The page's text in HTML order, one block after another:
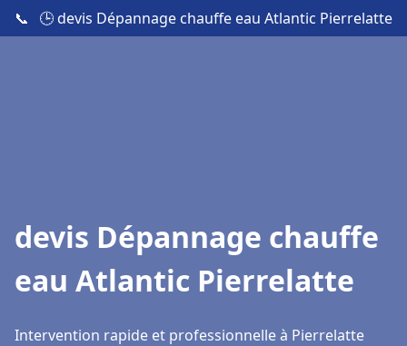
📞 🕒 devis Dépannage chauffe eau Atlantic Pierrelatte
devis Dépannage chauffe
eau Atlantic Pierrelatte
Intervention rapide et professionnelle à Pierrelatte